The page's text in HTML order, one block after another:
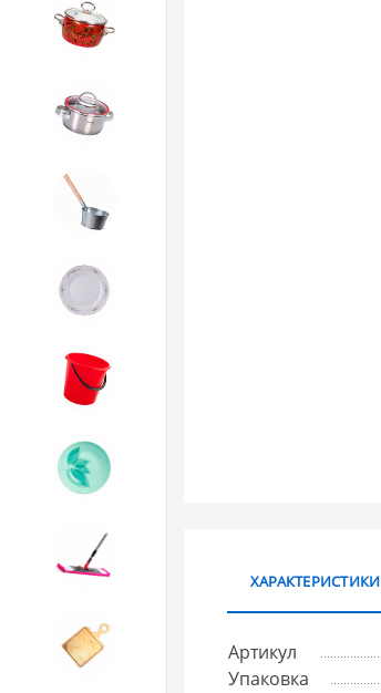
11. Товары для КУХНИ
ХАРАКТЕРИСТИКИ
Артикул
Упаковка